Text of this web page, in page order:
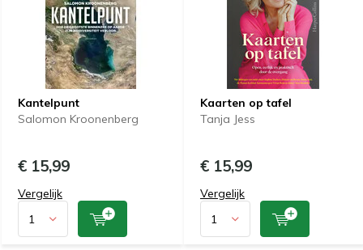
Kantelpunt
Salomon Kroonenberg
€ 15,99
Vergelijk
Kaarten op tafel
Tanja Jess
€ 15,99
Vergelijk